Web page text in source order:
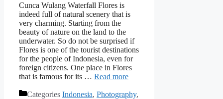
Cunca Wulang Waterfall Flores is
indeed full of natural scenery that is
very charming. Starting from the
beauty of nature on the land to the
underwater. So do not be surprised if
Flores is one of the tourist destinations
for the people of Indonesia, even for
foreign citizens. One place in Flores
that is famous for its … Read more
Categories Indonesia, Photography,